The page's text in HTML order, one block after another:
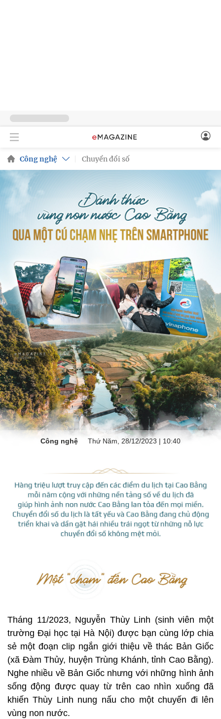
Công nghệ Chuyển đổi số
Công nghệ Thứ Năm, 28/12/2023 | 10:40
Tháng 11/2023, Nguyễn Thùy Linh (sinh viên một
trường Đại học tại Hà Nội) được bạn cùng lớp chia
sẻ một đoạn clip ngắn giới thiệu về thác Bản Giốc
(xã Đàm Thủy, huyện Trùng Khánh, tỉnh Cao Bằng).
Nghe nhiều về Bản Giốc nhưng với những hình ảnh
sống động được quay từ trên cao nhìn xuống đã
khiến Thùy Linh nung nấu cho một chuyến đi lên
vùng non nước.